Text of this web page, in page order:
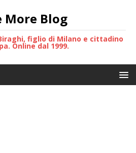
More Blog
figlio di Milano e cittadino
Online dal 1999.